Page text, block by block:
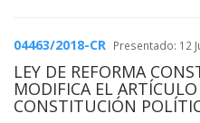
04463/2018-CR Presentado: 12
LEY DE REFORMA
MODIFICA EL
CONSTITUCIÓN